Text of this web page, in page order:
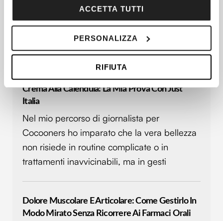
sull'icona di attivazione della privacy.
raccogliere informazioni sulla tua posizione
geografica, con un'approssimazione di qualche
Identificare il tuo dispositivo, scansionandolo
attivamente alla ricerca di caratteristiche specifiche
(impronte digitali).
Approfondisci come vengono elaborati i tuoi dati personali
e imposta le tue preferenze nellasezione dettagli. Puoi
modificare o ritirare il tuo consenso in qualsiasi momento
analizzare il nostro traffico. Condividiamo inoltre
informazioni sul modo in cui utilizzi il nostro sito con i
ACCETTA TUTTI
PERSONALIZZA
RIFIUTA
Il tessuto connettivo è una delle strutture più
diffuse e decisive dell’organismo umano, ma
resta spesso meno conosciuto rispetto a
muscoli, ossa, cuore o cervello.
Crema Alla Calendula: La Mia Prova Con Just
Italia
Nel mio percorso di giornalista per
Cocooners ho imparato che la vera bellezza
non risiede in routine complicate o in
trattamenti inavvicinabili, ma in gesti
Dolore Muscolare E Articolare: Come Gestirlo In
Modo Mirato Senza Ricorrere Ai Farmaci Orali